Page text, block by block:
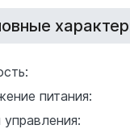
питания: